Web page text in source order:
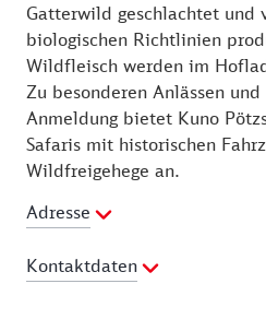
Gatterwild geschlachtet und
biologischen Richtlinien
Wildfleisch werden im
Zu besonderen Anlässen
Anmeldung bietet Kuno
Safaris mit historischen
Wildfreigehege an.
Adresse
Kontaktdaten